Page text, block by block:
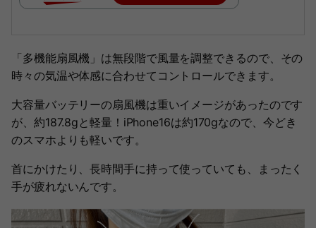
「多機能扇風機」は無段階で風量を調整できるので、その
時々の気温や体感に合わせてコントロールできます。
大容量バッテリーの扇風機は重いイメージがあったのです
が、約187.8gと軽量！iPhone16は約170gなので、今どき
のスマホよりも軽いです。
首にかけたり、長時間手に持って使っていても、まったく
手が疲れないんです。